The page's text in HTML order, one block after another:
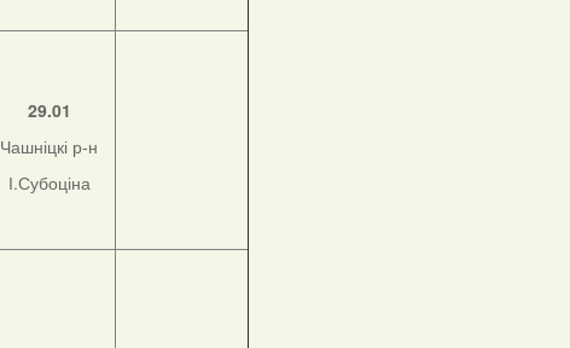
29.01
Чашніцкі р-н
І.Субоціна